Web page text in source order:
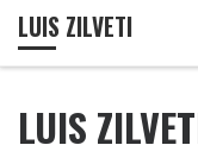
Passer au contenu
LUIS ZILVETI
LUIS